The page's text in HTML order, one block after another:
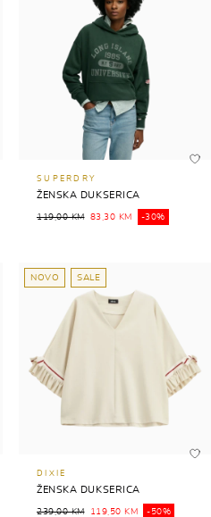
SUPERDRY
ŽENSKA DUKSERICA
119,00 KM 83,30 KM -30%
NOVO SALE
DIXIE
ŽENSKA DUKSERICA
239,00 KM 119,50 KM -50%